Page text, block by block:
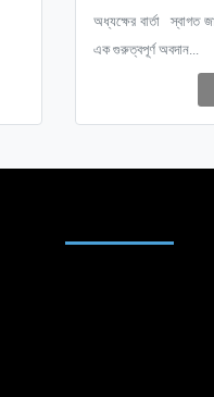
অধ্যক্ষের বার্তা স্বাগত
এক গুরুত্বপূর্ণ অবদান...